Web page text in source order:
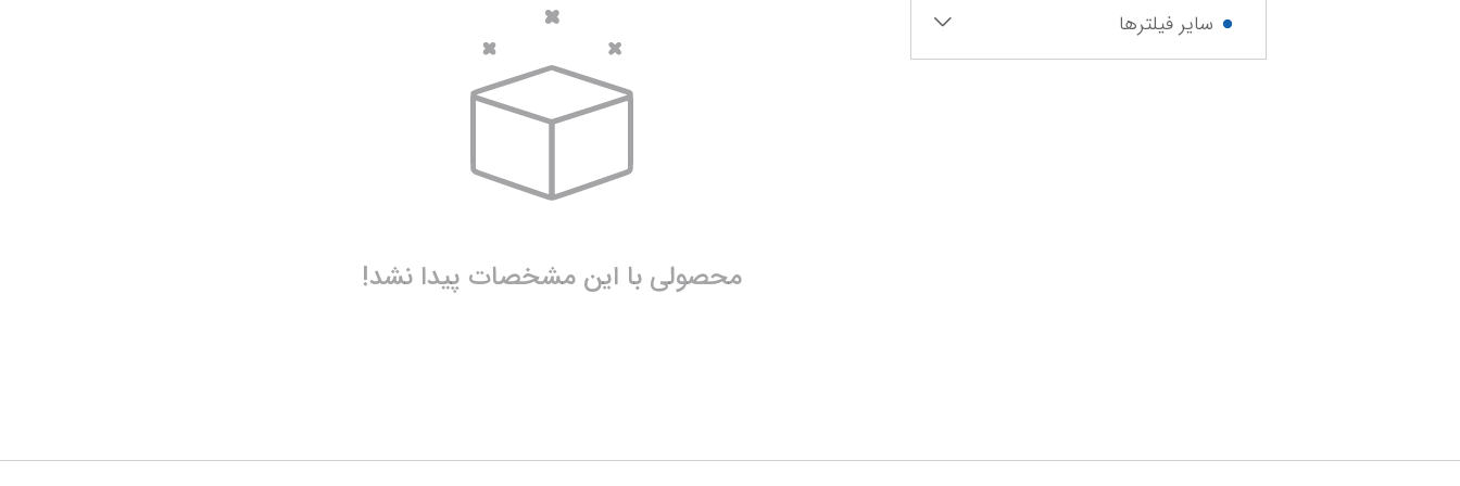
سایر فیلترها
محصولی با این مشخصات پیدا نشد!